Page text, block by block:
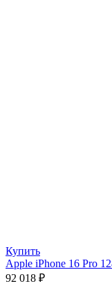
Купить
Apple iPhone 16 Pro
92 018 ₽